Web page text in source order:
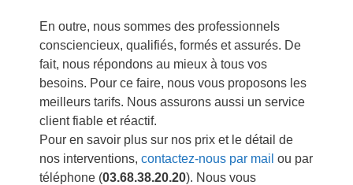
En outre, nous sommes des professionnels
consciencieux, qualifiés, formés et assurés. De
fait, nous répondons au mieux à tous vos
besoins. Pour ce faire, nous vous proposons les
meilleurs tarifs. Nous assurons aussi un service
client fiable et réactif.
Pour en savoir plus sur nos prix et le détail de
nos interventions, contactez-nous par mail ou par
téléphone (03.68.38.20.20). Nous vous